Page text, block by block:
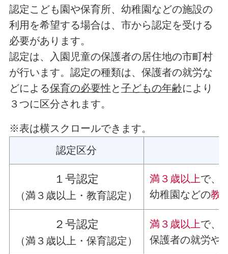
認定こども園や保育所、幼稚園などの施設の
利用を希望する場合は、市から認定を受ける
必要があります。
認定は、入園児童の保護者の居住地の市町村
が行います。認定の種類は、保護者の就労な
どによる保育の必要性と子どもの年齢により
３つに区分されます。
※表は横スクロールできます。
認定区分
１号認定
（満３歳以上・教育認定）
満３歳以上で、
幼稚園などの教
２号認定
（満３歳以上・保育認定）
満３歳以上で、
保護者の就労や